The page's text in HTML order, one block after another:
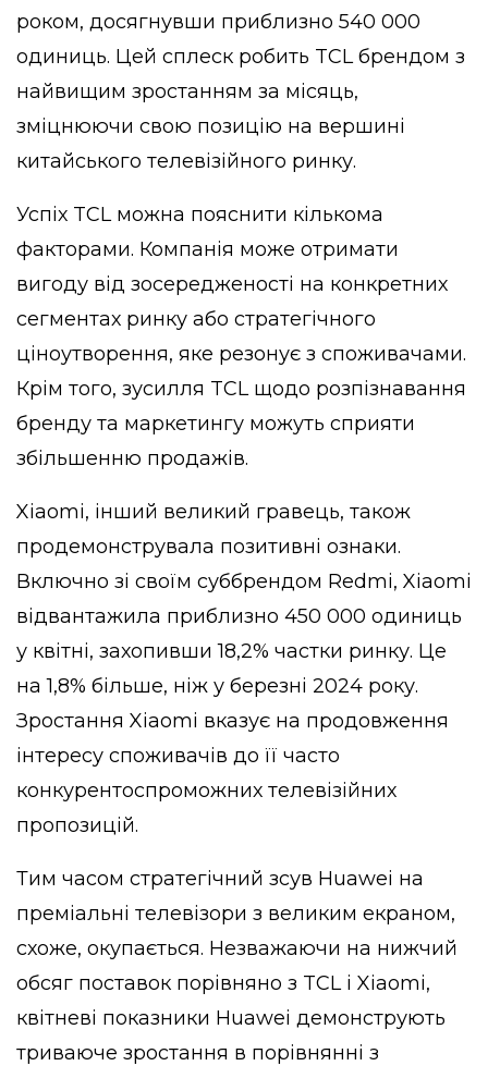
роком, досягнувши приблизно 540 000
одиниць. Цей сплеск робить TCL брендом з
найвищим зростанням за місяць,
зміцнюючи свою позицію на вершині
китайського телевізійного ринку.
Успіх TCL можна пояснити кількома
факторами. Компанія може отримати
вигоду від зосередженості на конкретних
сегментах ринку або стратегічного
ціноутворення, яке резонує з споживачами.
Крім того, зусилля TCL щодо розпізнавання
бренду та маркетингу можуть сприяти
збільшенню продажів.
Xiaomi, інший великий гравець, також
продемонструвала позитивні ознаки.
Включно зі своїм суббрендом Redmi, Xiaomi
відвантажила приблизно 450 000 одиниць
у квітні, захопивши 18,2% частки ринку. Це
на 1,8% більше, ніж у березні 2024 року.
Зростання Xiaomi вказує на продовження
інтересу споживачів до її часто
конкурентоспроможних телевізійних
пропозицій.
Тим часом стратегічний зсув Huawei на
преміальні телевізори з великим екраном,
схоже, окупається. Незважаючи на нижчий
обсяг поставок порівняно з TCL і Xiaomi,
квітневі показники Huawei демонструють
триваюче зростання в порівнянні з